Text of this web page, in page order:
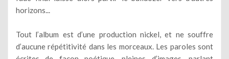
horizons...
Tout l’album est d’une production nickel, et ne souffre
d’aucune répétitivité dans les morceaux. Les paroles sont